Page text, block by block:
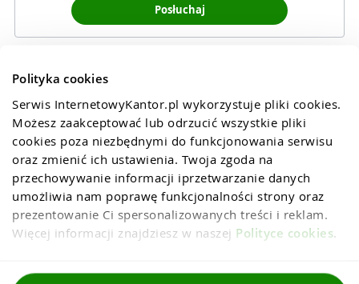
Polityka cookies
Serwis InternetowyKantor.pl wykorzystuje pliki cookies.
Możesz zaakceptować lub odrzucić wszystkie pliki
cookies poza niezbędnymi do funkcjonowania serwisu
oraz zmienić ich ustawienia. Twoja zgoda na
przechowywanie informacji iprzetwarzanie danych
umożliwia nam poprawę funkcjonalności strony oraz
prezentowanie Ci spersonalizowanych treści i reklam.
Więcej informacji znajdziesz w naszej Polityce cookies.
Posłuchaj
Regulaminy